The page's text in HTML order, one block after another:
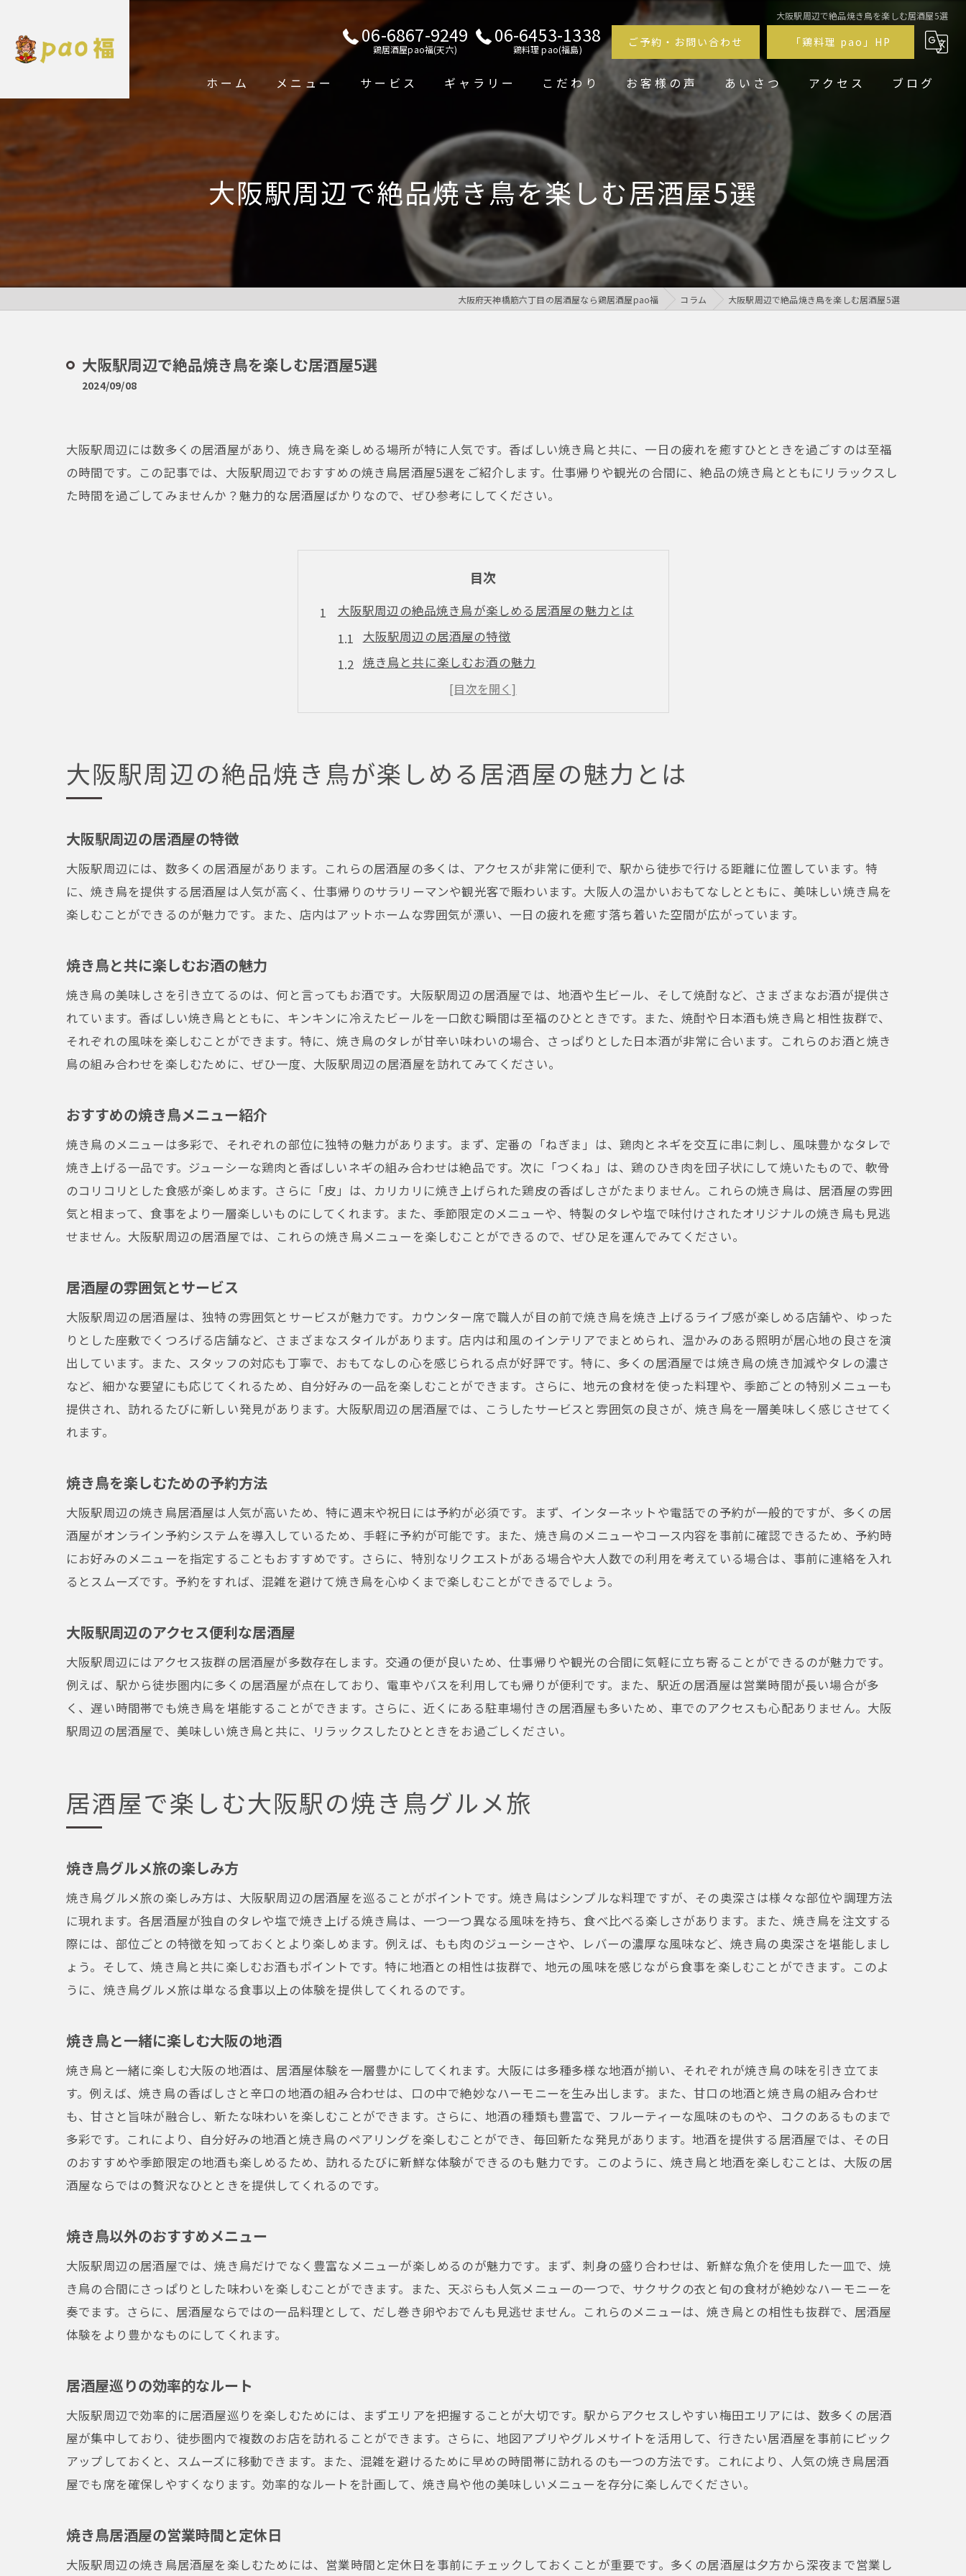
大阪駅周辺で絶品焼き鳥を楽しむ居酒屋5選
06-6867-9249
鶏居酒屋pao福(天六)
06-6453-1338
鶏料理 pao(福島)
ご予約・お問い合わせ 「鶏料理 pao」HP
ホーム メニュー サービス ギャラリー こだわり お客様の声 あいさつ アクセス ブログ
大阪駅周辺で絶品焼き鳥を楽しむ居酒屋5選
大阪府天神橋筋六丁目の居酒屋なら鶏居酒屋pao福 コラム 大阪駅周辺で絶品焼き鳥を楽しむ居酒屋5選
大阪駅周辺で絶品焼き鳥を楽しむ居酒屋5選
2024/09/08
大阪駅周辺には数多くの居酒屋があり、焼き鳥を楽しめる場所が特に人気です。香ばしい焼き鳥と共に、一日の疲れを癒すひとときを過ごすのは至福
の時間です。この記事では、大阪駅周辺でおすすめの焼き鳥居酒屋5選をご紹介します。仕事帰りや観光の合間に、絶品の焼き鳥とともにリラックスし
た時間を過ごしてみませんか？魅力的な居酒屋ばかりなので、ぜひ参考にしてください。
目次
大阪駅周辺の絶品焼き鳥が楽しめる居酒屋の魅力とは
大阪駅周辺の居酒屋の特徴
焼き鳥と共に楽しむお酒の魅力
おすすめの焼き鳥メニュー紹介
居酒屋の雰囲気とサービス
大阪駅周辺のアクセス便利な居酒屋
居酒屋で楽しむ大阪駅の焼き鳥グルメ旅
焼き鳥以外のおすすめメニュー
居酒屋巡りの効率的なルート
焼き鳥居酒屋の営業時間と定休日
隠れ家的な焼き鳥の名店紹介
地元で愛される居酒屋の特徴
名店のおすすめ焼き鳥メニュー
焼き鳥名店の歴史と背景
大阪駅周辺の居酒屋で味わう焼き鳥の至福の時間
仕事終わりに最適な居酒屋の選び方
焼き鳥と一緒に楽しむリラックスタイム
居酒屋の落ち着いた雰囲気を楽しむ
焼き鳥を楽しむためのおすすめ時間帯
仕事帰りに寄りたい大阪駅の焼き鳥居酒屋
仕事帰りに最適な居酒屋の特徴
焼き鳥と共に疲れを癒す方法
仕事仲間と楽しむ居酒屋の選び方
観光の合間におすすめの大阪駅近くの焼き鳥居酒屋
観光中に立ち寄れる焼き鳥居酒屋
観光の合間にリラックスする方法
観光中におすすめの焼き鳥メニュー
大阪駅周辺の居酒屋で絶品焼き鳥を楽しむ方法
焼き鳥を楽しむための居酒屋選び
居酒屋での焼き鳥の食べ方
大阪駅周辺の隠れ家的居酒屋紹介
隠れ家的居酒屋の魅力とは
隠れ家的居酒屋のアクセス方法
大阪駅周辺の絶品焼き鳥が楽しめる居酒屋の魅力とは
大阪駅周辺の居酒屋の特徴
大阪駅周辺には、数多くの居酒屋があります。これらの居酒屋の多くは、アクセスが非常に便利で、駅から徒歩で行ける距離に位置しています。特
に、焼き鳥を提供する居酒屋は人気が高く、仕事帰りのサラリーマンや観光客で賑わいます。大阪人の温かいおもてなしとともに、美味しい焼き鳥を
楽しむことができるのが魅力です。また、店内はアットホームな雰囲気が漂い、一日の疲れを癒す落ち着いた空間が広がっています。
焼き鳥と共に楽しむお酒の魅力
焼き鳥の美味しさを引き立てるのは、何と言ってもお酒です。大阪駅周辺の居酒屋では、地酒や生ビール、そして焼酎など、さまざまなお酒が提供さ
れています。香ばしい焼き鳥とともに、キンキンに冷えたビールを一口飲む瞬間は至福のひとときです。また、焼酎や日本酒も焼き鳥と相性抜群で、
それぞれの風味を楽しむことができます。特に、焼き鳥のタレが甘辛い味わいの場合、さっぱりとした日本酒が非常に合います。これらのお酒と焼き
鳥の組み合わせを楽しむために、ぜひ一度、大阪駅周辺の居酒屋を訪れてみてください。
おすすめの焼き鳥メニュー紹介
焼き鳥のメニューは多彩で、それぞれの部位に独特の魅力があります。まず、定番の「ねぎま」は、鶏肉とネギを交互に串に刺し、風味豊かなタレで
焼き上げる一品です。ジューシーな鶏肉と香ばしいネギの組み合わせは絶品です。次に「つくね」は、鶏のひき肉を団子状にして焼いたもので、軟骨
のコリコリとした食感が楽しめます。さらに「皮」は、カリカリに焼き上げられた鶏皮の香ばしさがたまりません。これらの焼き鳥は、居酒屋の雰囲
気と相まって、食事をより一層楽しいものにしてくれます。また、季節限定のメニューや、特製のタレや塩で味付けされたオリジナルの焼き鳥も見逃
せません。大阪駅周辺の居酒屋では、これらの焼き鳥メニューを楽しむことができるので、ぜひ足を運んでみてください。
居酒屋の雰囲気とサービス
大阪駅周辺の居酒屋は、独特の雰囲気とサービスが魅力です。カウンター席で職人が目の前で焼き鳥を焼き上げるライブ感が楽しめる店舗や、ゆった
りとした座敷でくつろげる店舗など、さまざまなスタイルがあります。店内は和風のインテリアでまとめられ、温かみのある照明が居心地の良さを演
出しています。また、スタッフの対応も丁寧で、おもてなしの心を感じられる点が好評です。特に、多くの居酒屋では焼き鳥の焼き加減やタレの濃さ
など、細かな要望にも応じてくれるため、自分好みの一品を楽しむことができます。さらに、地元の食材を使った料理や、季節ごとの特別メニューも
提供され、訪れるたびに新しい発見があります。大阪駅周辺の居酒屋では、こうしたサービスと雰囲気の良さが、焼き鳥を一層美味しく感じさせてく
れます。
焼き鳥を楽しむための予約方法
大阪駅周辺の焼き鳥居酒屋は人気が高いため、特に週末や祝日には予約が必須です。まず、インターネットや電話での予約が一般的ですが、多くの居
酒屋がオンライン予約システムを導入しているため、手軽に予約が可能です。また、焼き鳥のメニューやコース内容を事前に確認できるため、予約時
にお好みのメニューを指定することもおすすめです。さらに、特別なリクエストがある場合や大人数での利用を考えている場合は、事前に連絡を入れ
るとスムーズです。予約をすれば、混雑を避けて焼き鳥を心ゆくまで楽しむことができるでしょう。
大阪駅周辺のアクセス便利な居酒屋
大阪駅周辺にはアクセス抜群の居酒屋が多数存在します。交通の便が良いため、仕事帰りや観光の合間に気軽に立ち寄ることができるのが魅力です。
例えば、駅から徒歩圏内に多くの居酒屋が点在しており、電車やバスを利用しても帰りが便利です。また、駅近の居酒屋は営業時間が長い場合が多
く、遅い時間帯でも焼き鳥を堪能することができます。さらに、近くにある駐車場付きの居酒屋も多いため、車でのアクセスも心配ありません。大阪
駅周辺の居酒屋で、美味しい焼き鳥と共に、リラックスしたひとときをお過ごしください。
居酒屋で楽しむ大阪駅の焼き鳥グルメ旅
焼き鳥グルメ旅の楽しみ方
焼き鳥グルメ旅の楽しみ方は、大阪駅周辺の居酒屋を巡ることがポイントです。焼き鳥はシンプルな料理ですが、その奥深さは様々な部位や調理方法
に現れます。各居酒屋が独自のタレや塩で焼き上げる焼き鳥は、一つ一つ異なる風味を持ち、食べ比べる楽しさがあります。また、焼き鳥を注文する
際には、部位ごとの特徴を知っておくとより楽しめます。例えば、もも肉のジューシーさや、レバーの濃厚な風味など、焼き鳥の奥深さを堪能しまし
ょう。そして、焼き鳥と共に楽しむお酒もポイントです。特に地酒との相性は抜群で、地元の風味を感じながら食事を楽しむことができます。このよ
うに、焼き鳥グルメ旅は単なる食事以上の体験を提供してくれるのです。
焼き鳥と一緒に楽しむ大阪の地酒
焼き鳥と一緒に楽しむ大阪の地酒は、居酒屋体験を一層豊かにしてくれます。大阪には多種多様な地酒が揃い、それぞれが焼き鳥の味を引き立てま
す。例えば、焼き鳥の香ばしさと辛口の地酒の組み合わせは、口の中で絶妙なハーモニーを生み出します。また、甘口の地酒と焼き鳥の組み合わせ
も、甘さと旨味が融合し、新たな味わいを楽しむことができます。さらに、地酒の種類も豊富で、フルーティーな風味のものや、コクのあるものまで
多彩です。これにより、自分好みの地酒と焼き鳥のペアリングを楽しむことができ、毎回新たな発見があります。地酒を提供する居酒屋では、その日
のおすすめや季節限定の地酒も楽しめるため、訪れるたびに新鮮な体験ができるのも魅力です。このように、焼き鳥と地酒を楽しむことは、大阪の居
酒屋ならではの贅沢なひとときを提供してくれるのです。
焼き鳥以外のおすすめメニュー
大阪駅周辺の居酒屋では、焼き鳥だけでなく豊富なメニューが楽しめるのが魅力です。まず、刺身の盛り合わせは、新鮮な魚介を使用した一皿で、焼
き鳥の合間にさっぱりとした味わいを楽しむことができます。また、天ぷらも人気メニューの一つで、サクサクの衣と旬の食材が絶妙なハーモニーを
奏でます。さらに、居酒屋ならではの一品料理として、だし巻き卵やおでんも見逃せません。これらのメニューは、焼き鳥との相性も抜群で、居酒屋
体験をより豊かなものにしてくれます。
居酒屋巡りの効率的なルート
大阪駅周辺で効率的に居酒屋巡りを楽しむためには、まずエリアを把握することが大切です。駅からアクセスしやすい梅田エリアには、数多くの居酒
屋が集中しており、徒歩圏内で複数のお店を訪れることができます。さらに、地図アプリやグルメサイトを活用して、行きたい居酒屋を事前にピック
アップしておくと、スムーズに移動できます。また、混雑を避けるために早めの時間帯に訪れるのも一つの方法です。これにより、人気の焼き鳥居酒
屋でも席を確保しやすくなります。効率的なルートを計画して、焼き鳥や他の美味しいメニューを存分に楽しんでください。
焼き鳥居酒屋の営業時間と定休日
大阪駅周辺の焼き鳥居酒屋を楽しむためには、営業時間と定休日を事前にチェックしておくことが重要です。多くの居酒屋は夕方から深夜まで営業し